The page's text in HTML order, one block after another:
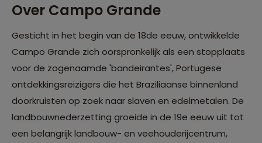
Over Campo Grande
Gesticht in het begin van de 18de eeuw, ontwikkelde
Campo Grande zich oorspronkelijk als een stopplaats
voor de zogenaamde 'bandeirantes', Portugese
ontdekkingsreizigers die het Braziliaanse binnenland
doorkruisten op zoek naar slaven en edelmetalen. De
landbouwnederzetting groeide in de 19e eeuw uit tot
een belangrijk landbouw- en veehouderijcentrum,